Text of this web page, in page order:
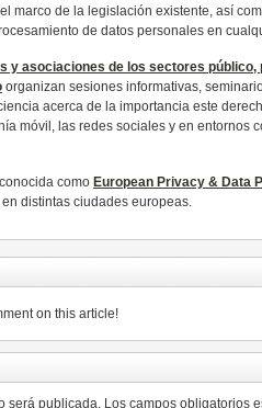
marco de la legislación existente, así
de datos personales en
y asociaciones de los sectores público,
organizan sesiones informativas,
acerca de la importancia este
móvil, las redes sociales y en entornos
como European Privacy & Data
distintas ciudades europeas.
on this article!
será publicada. Los campos obligatorios